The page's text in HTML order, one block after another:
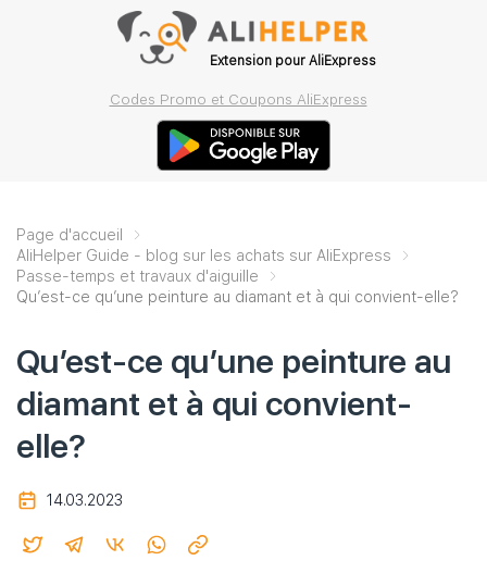
Extension pour AliExpress
Codes Promo et Coupons AliExpress
Page d'accueil
AliHelper Guide - blog sur les achats sur AliExpress
Passe-temps et travaux d'aiguille
Qu’est-ce qu’une peinture au diamant et à qui convient-elle?
Qu’est-ce qu’une peinture au
diamant et à qui convient-
elle?
14.03.2023